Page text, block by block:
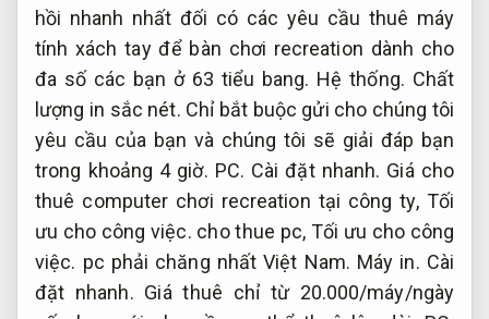
hồi nhanh nhất đối có các yêu cầu thuê máy
tính xách tay để bàn chơi recreation dành cho
đa số các bạn ở 63 tiểu bang. Hệ thống. Chất
lượng in sắc nét. Chỉ bắt buộc gửi cho chúng tôi
yêu cầu của bạn và chúng tôi sẽ giải đáp bạn
trong khoảng 4 giờ. PC. Cài đặt nhanh. Giá cho
thuê computer chơi recreation tại công ty, Tối
ưu cho công việc. cho thue pc, Tối ưu cho công
việc. pc phải chăng nhất Việt Nam. Máy in. Cài
đặt nhanh. Giá thuê chỉ từ 20.000/máy/ngày